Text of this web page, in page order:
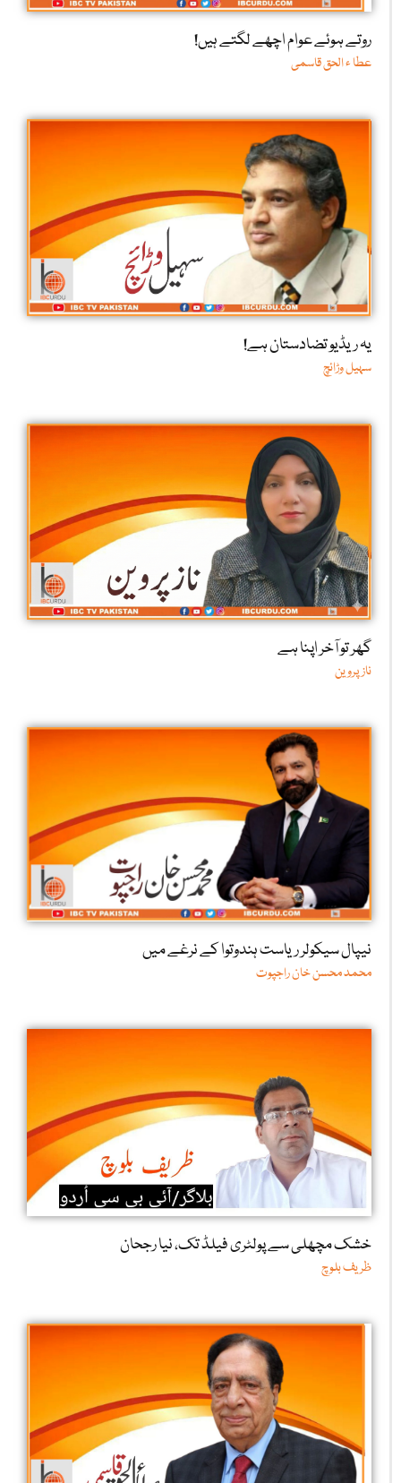
روتے ہوئے عوام اچھے لگتے ہیں!
عطا ء الحق قاسمی
یہ ریڈیو تضادستان ہے!
سہیل وڑائچ
گھر تو آخر اپنا ہے
ناز پروین
نیپال سیکولر ریاست ہندوتوا کے نرغے میں
محمد محسن خان راجپوت
خشک مچھلی سے پولٹری فیلڈ تک، نیا رجحان
ظریف بلوچ